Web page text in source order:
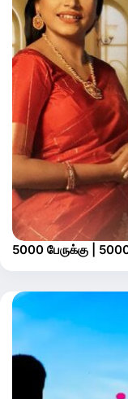
5000 பேருக்கு |